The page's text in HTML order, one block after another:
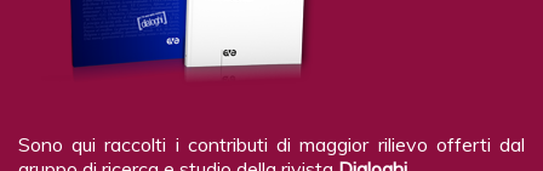
Sono qui raccolti i contributi di maggior rilievo offerti dal